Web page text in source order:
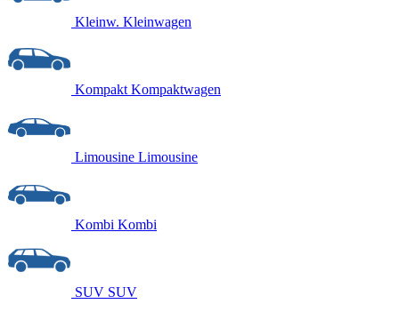
Kleinw. Kleinwagen
Kompakt Kompaktwagen
Limousine Limousine
Kombi Kombi
SUV SUV